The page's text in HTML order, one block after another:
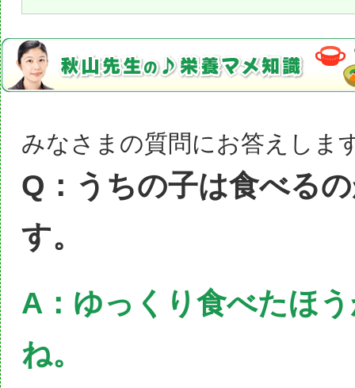
みなさまの質問にお答えしま
Q：うちの子は食べる
す。
A：ゆっくり食べたほ
ね。